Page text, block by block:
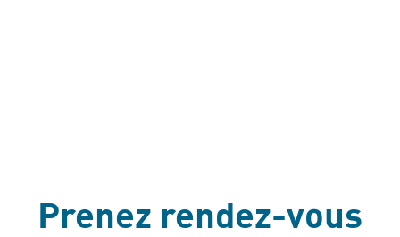
Prenez rendez-vous